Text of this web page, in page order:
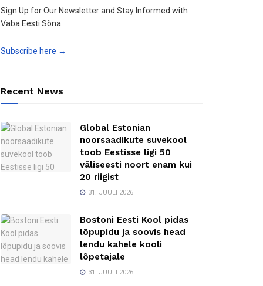
Sign Up for Our Newsletter and Stay Informed with
Vaba Eesti Sõna.
Subscribe here →
Recent News
Global Estonian
noorsaadikute suvekool
toob Eestisse ligi 50
väliseesti noort enam kui
20 riigist
31. JUULI 2026
Bostoni Eesti Kool pidas
lõpupidu ja soovis head
lendu kahele kooli
lõpetajale
31. JUULI 2026